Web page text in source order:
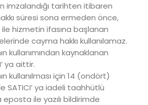
imzalandığı tarihten itibaren
süresi sona ermeden önce,
hizmetin ifasına başlanan
cayma hakkı kullanılamaz.
kullanımından kaynaklanan
ya aittir.
kullanılması için 14 (ondört)
SATICI’ ya iadeli taahhütlü
ile yazılı bildirimde